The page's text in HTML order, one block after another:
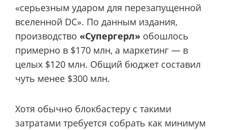
«серьезным ударом для перезапущенной
вселенной DC». По данным издания,
производство «Супергерл» обошлось
примерно в $170 млн, а маркетинг — в
целых $120 млн. Общий бюджет составил
чуть менее $300 млн.
Хотя обычно блокбастеру с такими
затратами требуется собрать как минимум